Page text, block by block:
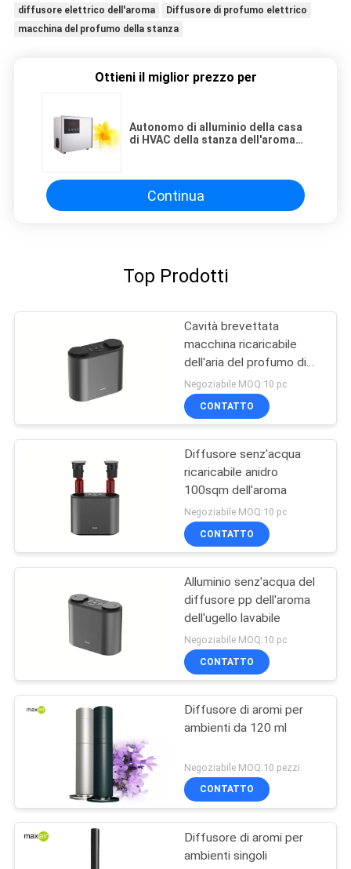
diffusore elettrico dell'aroma
Diffusore di profumo elettrico
macchina del profumo della stanza
Ottieni il miglior prezzo per
Autonomo di alluminio della casa
di HVAC della stanza dell'aroma
Continua
Top Prodotti
Cavità brevettata
macchina ricaricabile
dell'aria del profumo di
PBT DC5V
Negoziabile MOQ:10 pc
CONTATTO
Diffusore senz'acqua
ricaricabile anidro
100sqm dell'aroma
Negoziabile MOQ:10 pc
CONTATTO
Alluminio senz'acqua del
diffusore pp dell'aroma
dell'ugello lavabile
Negoziabile MOQ:10 pc
CONTATTO
Diffusore di aromi per
ambienti da 120 ml
Negoziabile MOQ:10 pezzi
CONTATTO
Diffusore di aromi per
ambienti singoli